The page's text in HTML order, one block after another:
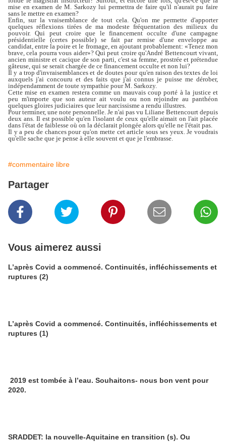
mise en examen de M. Sarkozy lui permettra de faire qu'il n'aurait pu faire
sans le mettre en examen?
Enfin, sur la vraisemblance de tout cela. Qu'on me permette d'apporter
quelques réflexions tirées de ma modeste fréquentation des milieux du
pouvoir. Qui peut croire que le financement occulte d'une campagne
présidentielle (certes possible) se fait par remise d'une enveloppe au
candidat, entre la poire et le fromage, en ajoutant probablement: «Tenez mon
brave, cela pourra vous aider»? Qui peut croire qu'André Bettencourt vivant,
ancien ministre et cacique de son parti, c'est sa femme, prostrée et prétendue
gâteuse, qui se serait chargée de ce financement occulte et non lui?
Il y a trop d'invraisemblances et de doutes pour qu'en raison des textes de loi
auxquels j'ai concouru et des faits que j'ai connus je puisse me dérober,
indépendamment de toute sympathie pour M. Sarkozy.
Cette mise en examen restera comme un mauvais coup porté à la justice et
peu m'importe que son auteur ait voulu ou non rejoindre au panthéon
quelques gloires judiciaires que leur narcissisme a rendu illustres.
Pour terminer, une note personnelle. Je n'ai pas vu Liliane Bettencourt depuis
deux ans. Il est possible qu'en l'isolant de ceux qu'elle aimait on l'ait placée
dans l'état de faiblesse où on la déclarait plongée alors qu'elle ne l'était pas.
Il y a peu de chances pour qu'on mette cet article sous ses yeux. Je voudrais
qu'elle sache que je pense à elle souvent et que je l'embrasse.
#commentaire libre
Partager
Vous aimerez aussi
L’après Covid a commencé. Continuités, infléchissements et
ruptures (2)
L’après Covid a commencé. Continuités, infléchissements et
ruptures (1)
2019 est tombée à l’eau. Souhaitons- nous bon vent pour
2020.
SRADDET: la nouvelle-Aquitaine en transition (s). Ou